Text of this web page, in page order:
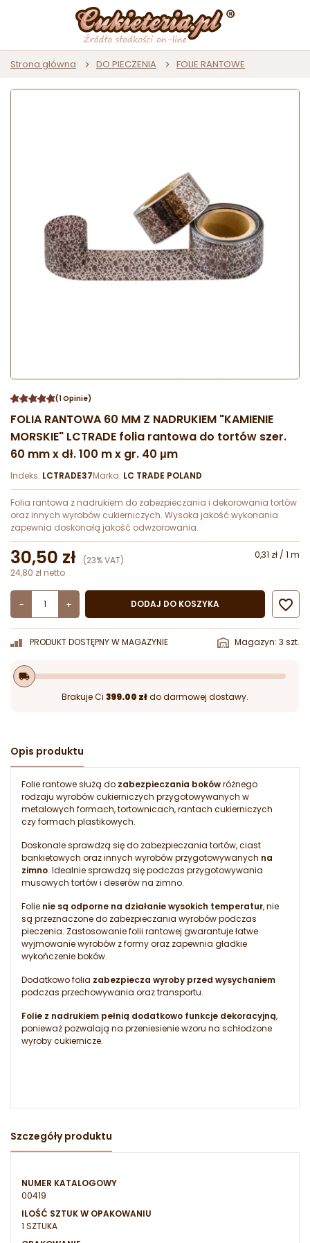
Strona główna DO PIECZENIA FOLIE RANTOWE
(1 Opinie)
FOLIA RANTOWA 60 MM Z NADRUKIEM "KAMIENIE
MORSKIE" LCTRADE folia rantowa do tortów szer.
60 mm x dł. 100 m x gr. 40 μm
Indeks: LCTRADE37Marka: LC TRADE POLAND
Folia rantowa z nadrukiem do zabezpieczania i dekorowania tortów
oraz innych wyrobów cukierniczych. Wysoka jakość wykonania
zapewnia doskonałą jakość odwzorowania.
30,50 zł (23% VAT)
0,31 zł / 1 m
24,80 zł netto
- + DODAJ DO KOSZYKA 
PRODUKT DOSTĘPNY W MAGAZYNIE Magazyn: 3 szt.
local_shipping
Brakuje Ci 399.00 złdo darmowej dostawy.
Opis produktu
Folie rantowe służą do zabezpieczania bokówróżnego
rodzaju wyrobów cukierniczych przygotowywanych w
metalowych formach, tortownicach, rantach cukierniczych
czy formach plastikowych.
Doskonale sprawdzą się do zabezpieczania tortów, ciast
bankietowych oraz innych wyrobów przygotowywanych na
zimno. Idealnie sprawdzą się podczas przygotowywania
musowych tortów i deserów na zimno.
Folie nie są odporne na działanie wysokich temperatur, nie
są przeznaczone do zabezpieczania wyrobów podczas
pieczenia. Zastosowanie folii rantowej gwarantuje łatwe
wyjmowanie wyrobów z formy oraz zapewnia gładkie
wykończenie boków.
Dodatkowo folia zabezpiecza wyroby przed wysychaniem
podczas przechowywania oraz transportu.
Folie z nadrukiem pełnią dodatkowo funkcje dekoracyjną,
ponieważ pozwalają na przeniesienie wzoru na schłodzone
wyroby cukiernicze.
Szczegóły produktu
NUMER KATALOGOWY
00419
ILOŚĆ SZTUK W OPAKOWANIU
1 SZTUKA